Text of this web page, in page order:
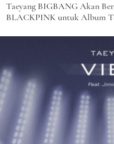
Taeyang BIGBANG Akan
BLACKPINK untuk Album